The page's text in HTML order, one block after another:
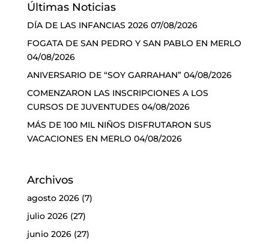
Últimas Noticias
DÍA DE LAS INFANCIAS 2026 07/08/2026
FOGATA DE SAN PEDRO Y SAN PABLO EN MERLO
04/08/2026
ANIVERSARIO DE “SOY GARRAHAN” 04/08/2026
COMENZARON LAS INSCRIPCIONES A LOS
CURSOS DE JUVENTUDES 04/08/2026
MÁS DE 100 MIL NIÑOS DISFRUTARON SUS
VACACIONES EN MERLO 04/08/2026
Archivos
agosto 2026(7)
julio 2026(27)
junio 2026(27)